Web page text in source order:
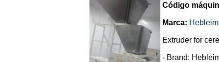
Código
Marca:
Extruder for
- Brand: